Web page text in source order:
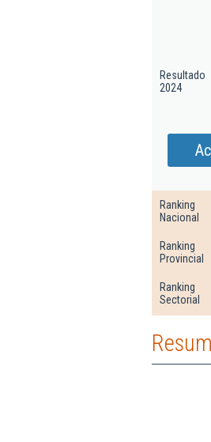
Resultado
2024
Ranking
Nacional
Ranking
Provincial
Ranking
Sectorial